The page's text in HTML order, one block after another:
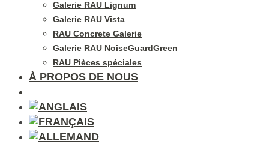
Galerie RAU Lignum
Galerie RAU Vista
RAU Concrete Galerie
Galerie RAU NoiseGuardGreen
RAU Pièces spéciales
À PROPOS DE NOUS